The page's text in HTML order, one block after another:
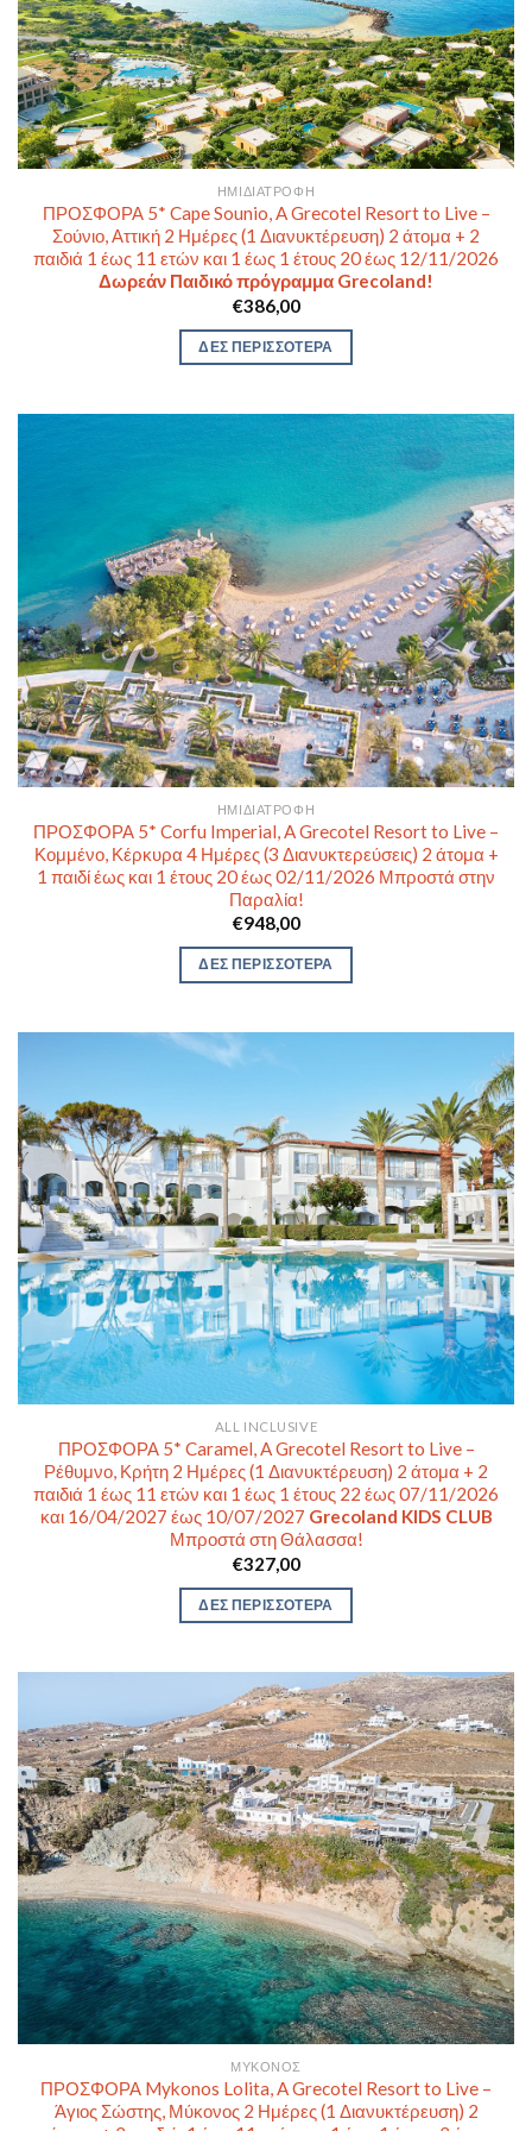
ΗΜΙΔΙΑΤΡΟΦΉ
ΠΡΟΣΦΟΡΑ 5* Cape Sounio, A Grecotel Resort to Live –
Σούνιο, Αττική 2 Ημέρες (1 Διανυκτέρευση) 2 άτομα + 2
παιδιά 1 έως 11 ετών και 1 έως 1 έτους 20 έως 12/11/2026
Δωρεάν Παιδικό πρόγραμμα Grecoland!
€386,00
ΔΕΣ ΠΕΡΙΣΣΟΤΕΡΑ
ΗΜΙΔΙΑΤΡΟΦΉ
ΠΡΟΣΦΟΡΑ 5* Corfu Imperial, A Grecotel Resort to Live –
Κομμένο, Κέρκυρα 4 Ημέρες (3 Διανυκτερεύσεις) 2 άτομα +
1 παιδί έως και 1 έτους 20 έως 02/11/2026 Μπροστά στην
Παραλία!
€948,00
ΔΕΣ ΠΕΡΙΣΣΟΤΕΡΑ
ALL INCLUSIVE
ΠΡΟΣΦΟΡΑ 5* Caramel, A Grecotel Resort to Live –
Ρέθυμνο, Κρήτη 2 Ημέρες (1 Διανυκτέρευση) 2 άτομα + 2
παιδιά 1 έως 11 ετών και 1 έως 1 έτους 22 έως 07/11/2026
και 16/04/2027 έως 10/07/2027 Grecoland KIDS CLUB
Μπροστά στη Θάλασσα!
€327,00
ΔΕΣ ΠΕΡΙΣΣΟΤΕΡΑ
ΜΎΚΟΝΟΣ
ΠΡΟΣΦΟΡΑ Mykonos Lolita, A Grecotel Resort to Live –
Άγιος Σώστης, Μύκονος 2 Ημέρες (1 Διανυκτέρευση) 2